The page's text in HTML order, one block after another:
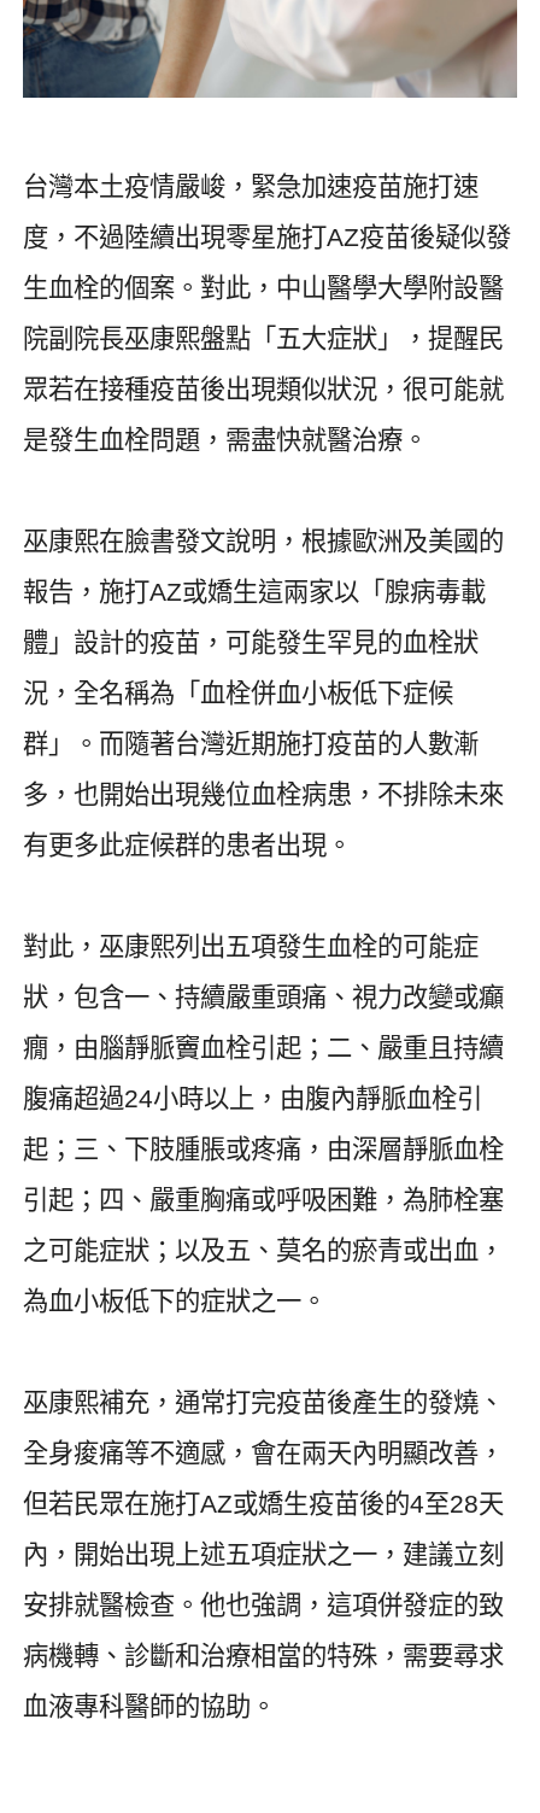
台灣本土疫情嚴峻，緊急加速疫苗施打速
度，不過陸續出現零星施打AZ疫苗後疑似發
生血栓的個案。對此，中山醫學大學附設醫
院副院長巫康熙盤點「五大症狀」，提醒民
眾若在接種疫苗後出現類似狀況，很可能就
是發生血栓問題，需盡快就醫治療。
巫康熙在臉書發文說明，根據歐洲及美國的
報告，施打AZ或嬌生這兩家以「腺病毒載
體」設計的疫苗，可能發生罕見的血栓狀
況，全名稱為「血栓併血小板低下症候
群」。而隨著台灣近期施打疫苗的人數漸
多，也開始出現幾位血栓病患，不排除未來
有更多此症候群的患者出現。
對此，巫康熙列出五項發生血栓的可能症
狀，包含一、持續嚴重頭痛、視力改變或癲
癇，由腦靜脈竇血栓引起；二、嚴重且持續
腹痛超過24小時以上，由腹內靜脈血栓引
起；三、下肢腫脹或疼痛，由深層靜脈血栓
引起；四、嚴重胸痛或呼吸困難，為肺栓塞
之可能症狀；以及五、莫名的瘀青或出血，
為血小板低下的症狀之一。
巫康熙補充，通常打完疫苗後產生的發燒、
全身痠痛等不適感，會在兩天內明顯改善，
但若民眾在施打AZ或嬌生疫苗後的4至28天
內，開始出現上述五項症狀之一，建議立刻
安排就醫檢查。他也強調，這項併發症的致
病機轉、診斷和治療相當的特殊，需要尋求
血液專科醫師的協助。